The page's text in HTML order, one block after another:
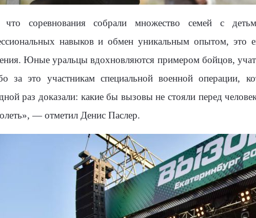
что соревнования собрали множество семей с
навыков и обмен уникальным опытом, это
Юные уральцы вдохновляются примером бойцов,
за это участникам специальной военной
раз доказали: какие бы вызовы не стояли перед
— отметил Денис Паслер.